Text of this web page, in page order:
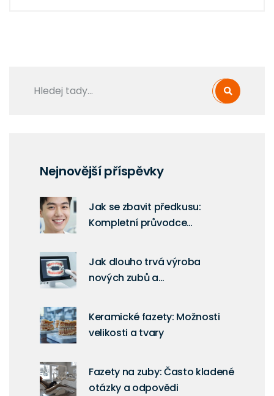
Nejnovější příspěvky
Jak se zbavit předkusu:
Kompletní průvodce
řešeními
Jak dlouho trvá výroba
nových zubů a
Keramické fazety: Možnosti
velikosti a tvary
Fazety na zuby: Často kladené
otázky a odpovědi